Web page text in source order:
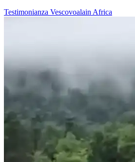
Testimonianza Vescovoalain Africa